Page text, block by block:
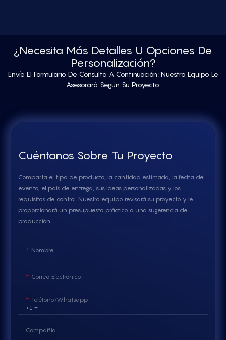
¿Necesita Más Detalles U Opciones De
Personalización?
Envíe El Formulario De Consulta A Continuación: Nuestro Equipo Le
Asesorará Según Su Proyecto.
Cuéntanos Sobre Tu Proyecto
Comparta el tipo de producto, la cantidad estimada, la fecha del
evento, el país de entrega, sus ideas personalizadas y los
requisitos de control. Nuestro equipo revisará su proyecto y le
proporcionará un presupuesto práctico o una sugerencia de
producción.
Nombre
Correo Electrónico
+1
Teléfono/whatsapp
Compañía